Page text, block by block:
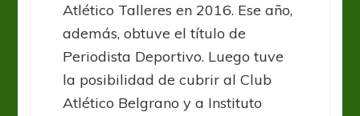
Atlético Talleres en 2016. Ese año,
además, obtuve el título de
Periodista Deportivo. Luego tuve
la posibilidad de cubrir al Club
Atlético Belgrano y a Instituto